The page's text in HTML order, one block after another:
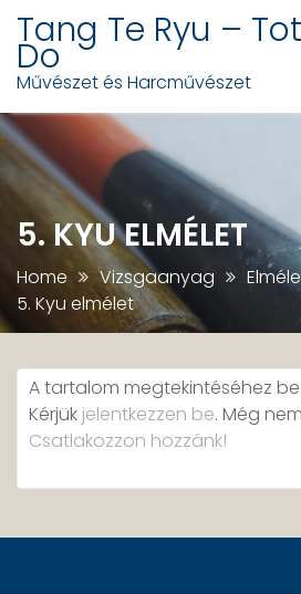
Skip
to
content
Tang Te Ryu –
Do
Művészet és Harcművészet
5. KYU ELMÉLET
Home Vizsgaanyag
5. Kyu elmélet
A tartalom megtekintéséhez be
Kérjük jelentkezzen be. Még
Csatlakozzon hozzánk!